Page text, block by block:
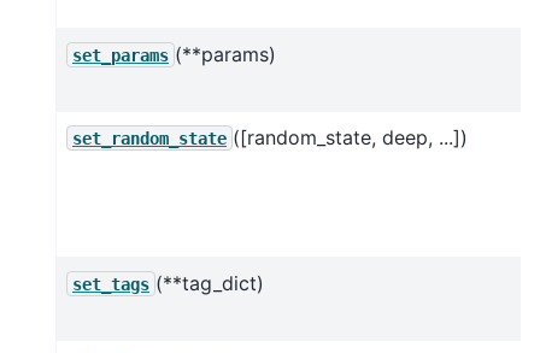
set_params (**params)
set_random_state ([random_state, deep, ...])
set_tags (**tag_dict)